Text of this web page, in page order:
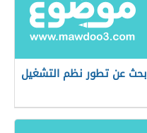
بحث عن تطور نظم التشغيل